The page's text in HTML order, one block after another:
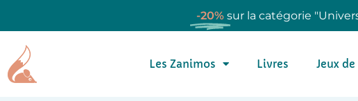
-20% sur la catégorie
Les Zanimos Livres Jeux